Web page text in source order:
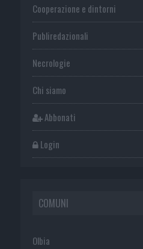
Cooperazione e dintorni
Publiredazionali
Necrologie
Chi siamo
Abbonati
Login
COMUNI
Olbia